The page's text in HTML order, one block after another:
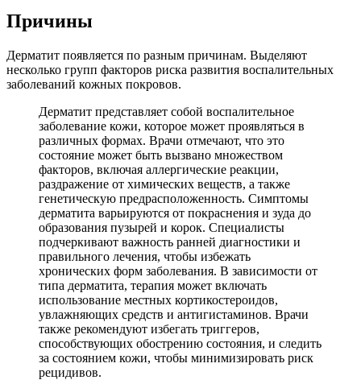
Причины
Дерматит появляется по разным причинам. Выделяют
несколько групп факторов риска развития воспалительных
заболеваний кожных покровов.
Дерматит представляет собой воспалительное
заболевание кожи, которое может проявляться в
различных формах. Врачи отмечают, что это
состояние может быть вызвано множеством
факторов, включая аллергические реакции,
раздражение от химических веществ, а также
генетическую предрасположенность. Симптомы
дерматита варьируются от покраснения и зуда до
образования пузырей и корок. Специалисты
подчеркивают важность ранней диагностики и
правильного лечения, чтобы избежать
хронических форм заболевания. В зависимости от
типа дерматита, терапия может включать
использование местных кортикостероидов,
увлажняющих средств и антигистаминов. Врачи
также рекомендуют избегать триггеров,
способствующих обострению состояния, и следить
за состоянием кожи, чтобы минимизировать риск
рецидивов.